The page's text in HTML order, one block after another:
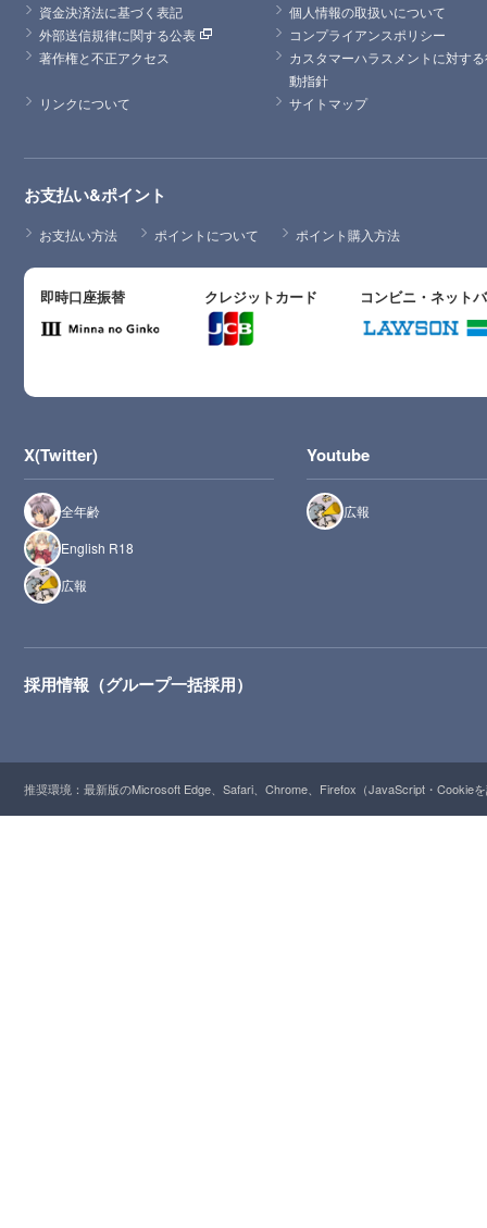
資金決済法に基づく表記
個人情報の取扱いについて
外部送信規律に関する公表
コンプライアンスポリシー
著作権と不正アクセス
カスタマーハラスメントに対す
動指針
リンクについて
サイトマップ
お支払い&ポイント
お支払い方法 ポイントについて ポイント購入方法
即時口座振替 クレジットカード コンビニ・ネット
X(Twitter)
全年齢
English R18
広報
Youtube
広報
採用情報（グループ一括採用）
推奨環境：最新版のMicrosoft Edge、Safari、Chrome、Firefox（JavaScript・Cookie